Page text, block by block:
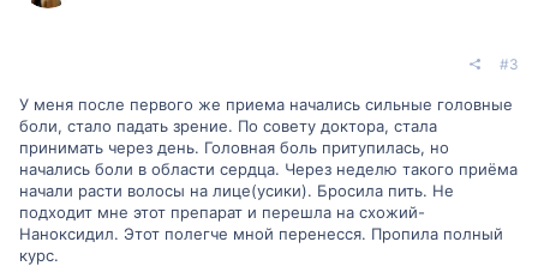
#3
У меня после первого же приема начались сильные головные
боли, стало падать зрение. По совету доктора, стала
принимать через день. Головная боль притупилась, но
начались боли в области сердца. Через неделю такого приёма
начали расти волосы на лице(усики). Бросила пить. Не
подходит мне этот препарат и перешла на схожий-
Наноксидил. Этот полегче мной перенесся. Пропила полный
курс.